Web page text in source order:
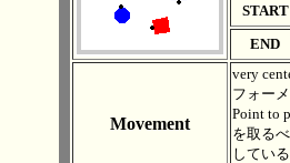
START
END
Movement
very
フォー
Point to
を取る
してい